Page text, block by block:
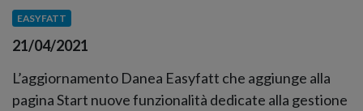
EASYFATT
21/04/2021
L’aggiornamento Danea Easyfatt che aggiunge alla
pagina Start nuove funzionalità dedicate alla gestione